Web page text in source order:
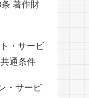
著作財
・サービ
通条件
・サービ